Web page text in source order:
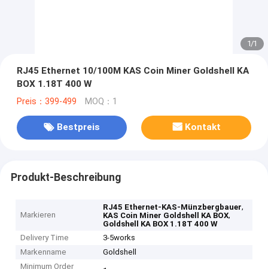
1/1
RJ45 Ethernet 10/100M KAS Coin Miner Goldshell KA
BOX 1.18T 400 W
Preis：399-499 MOQ：1
Bestpreis Kontakt
Produkt-Beschreibung
Markieren
RJ45 Ethernet-KAS-Münzbergbauer,
KAS Coin Miner Goldshell KA BOX,
Goldshell KA BOX 1.18T 400 W
Delivery Time
3-5works
Markenname
Goldshell
Minimum Order